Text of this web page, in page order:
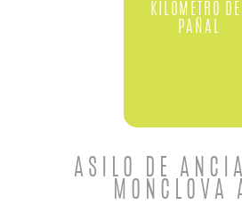
KILOMETRO DEL
PAÑAL
ASILO DE
MONCLOVA